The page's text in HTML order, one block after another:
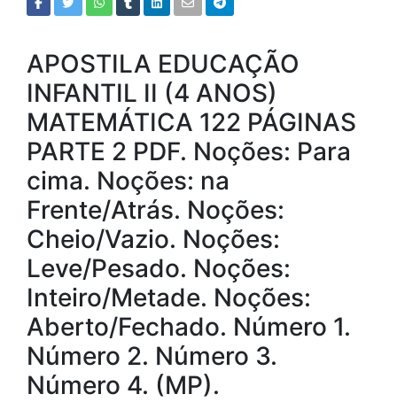
APOSTILA EDUCAÇÃO
INFANTIL II (4 ANOS)
MATEMÁTICA 122 PÁGINAS
PARTE 2 PDF. Noções: Para
cima. Noções: na
Frente/Atrás. Noções:
Cheio/Vazio. Noções:
Leve/Pesado. Noções:
Inteiro/Metade. Noções:
Aberto/Fechado. Número 1.
Número 2. Número 3.
Número 4. (MP).